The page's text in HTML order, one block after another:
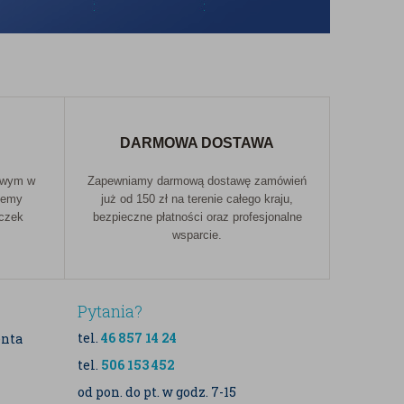
w
DARMOWA DOSTAWA
Zapewniamy darmową dostawę zamówień
już od 150 zł na terenie całego kraju,
bezpieczne płatności oraz profesjonalne
wsparcie.
Pytania?
tel. 46 857 14 24
tel. 506 153 452
od pon. do pt. w godz. 7-15